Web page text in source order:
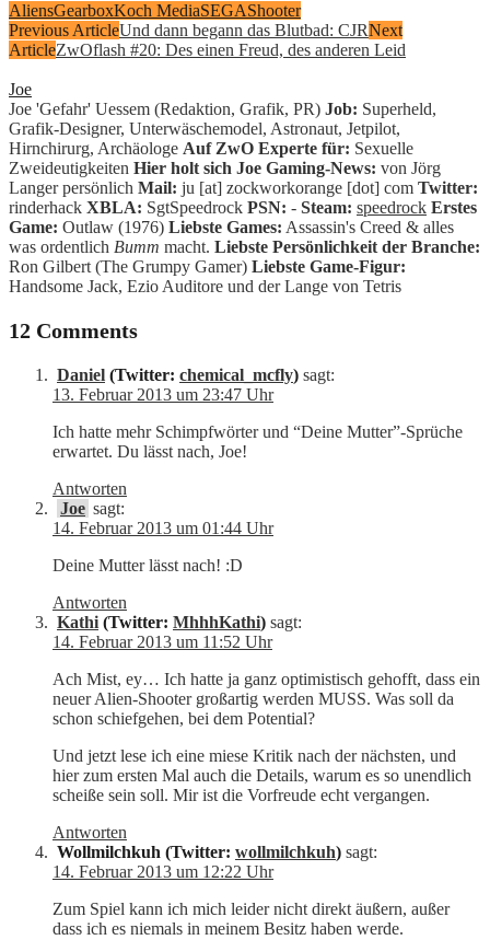
AliensGearboxKoch MediaSEGAShooter
Previous ArticleUnd dann begann das Blutbad: CJRNext
ArticleZwOflash #20: Des einen Freud, des anderen Leid
Joe
Joe 'Gefahr' Uessem (Redaktion, Grafik, PR) Job: Superheld,
Grafik-Designer, Unterwäschemodel, Astronaut, Jetpilot,
Hirnchirurg, Archäologe Auf ZwO Experte für: Sexuelle
Zweideutigkeiten Hier holt sich Joe Gaming-News: von Jörg
Langer persönlich Mail: ju [at] zockworkorange [dot] com Twitter:
rinderhack XBLA: SgtSpeedrock PSN: - Steam: speedrock Erstes
Game: Outlaw (1976) Liebste Games: Assassin's Creed & alles
was ordentlich Bumm macht. Liebste Persönlichkeit der Branche:
Ron Gilbert (The Grumpy Gamer) Liebste Game-Figur:
Handsome Jack, Ezio Auditore und der Lange von Tetris
12 Comments
Daniel (Twitter: chemical_mcfly) sagt:
13. Februar 2013 um 23:47 Uhr
Ich hatte mehr Schimpfwörter und “Deine Mutter”-Sprüche
erwartet. Du lässt nach, Joe!
Antworten
Joe sagt:
14. Februar 2013 um 01:44 Uhr
Deine Mutter lässt nach! :D
Antworten
Kathi (Twitter: MhhhKathi) sagt:
14. Februar 2013 um 11:52 Uhr
Ach Mist, ey… Ich hatte ja ganz optimistisch gehofft, dass ein
neuer Alien-Shooter großartig werden MUSS. Was soll da
schon schiefgehen, bei dem Potential?
Und jetzt lese ich eine miese Kritik nach der nächsten, und
hier zum ersten Mal auch die Details, warum es so unendlich
scheiße sein soll. Mir ist die Vorfreude echt vergangen.
Antworten
Wollmilchkuh (Twitter: wollmilchkuh) sagt:
14. Februar 2013 um 12:22 Uhr
Zum Spiel kann ich mich leider nicht direkt äußern, außer
dass ich es niemals in meinem Besitz haben werde.